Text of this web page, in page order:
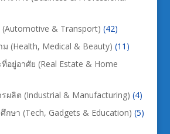
& Transport) (42)
(Health, Medical & Beauty) (11)
อยู่อาศัย (Real Estate & Home
ผลิต (Industrial & Manufacturing) (4)
กษา (Tech, Gadgets & Education) (5)